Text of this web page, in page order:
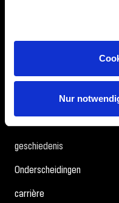
Nur
Over Revell
Milieu, sociaal en
geschiedenis
Onderscheidingen
carrière